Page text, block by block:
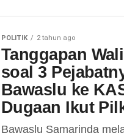
POLITIK 2 tahun ago
Tanggapan
soal 3
Bawaslu ke
Dugaan Ikut
Bawaslu Samarinda